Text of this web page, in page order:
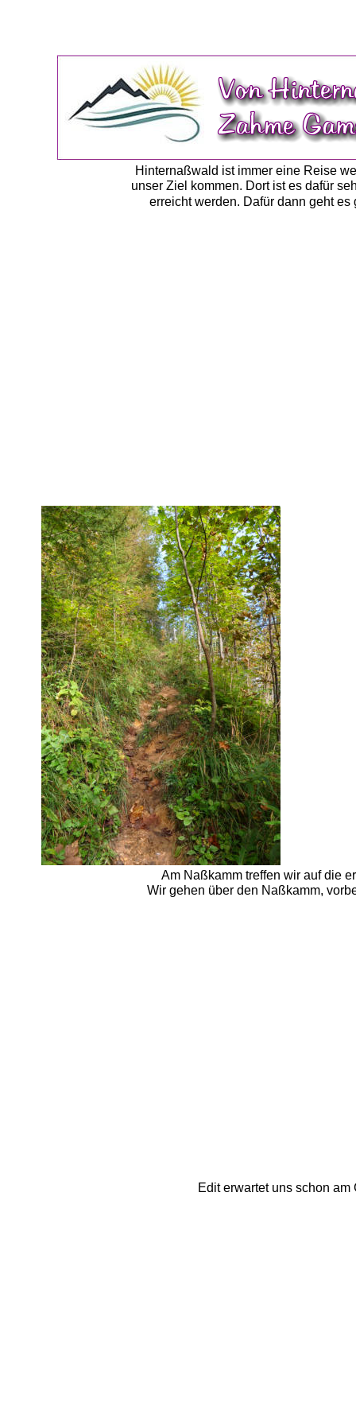
Hinternaßwald ist immer eine Reise
unser Ziel kommen. Dort ist es dafür
erreicht werden. Dafür dann geht
Am Naßkamm treffen wir auf die
Wir gehen über den Naßkamm,
Edit erwartet uns schon